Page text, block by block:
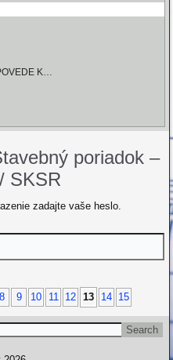
K…
poriadok –
SKSR
zadajte vaše heslo.
8 9 10 11 12 13 14 15